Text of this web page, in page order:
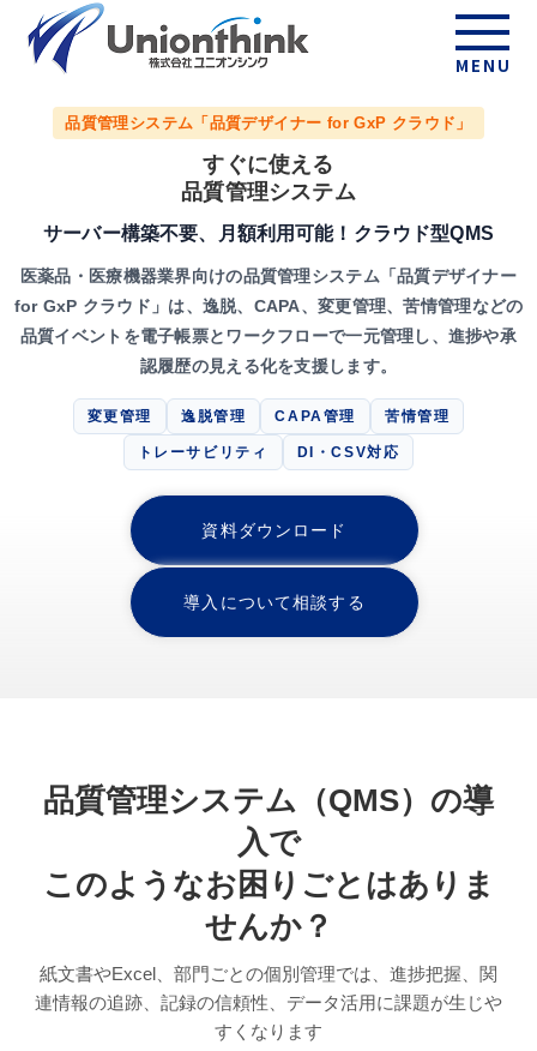
MENU
品質管理システム「品質デザイナー for GxP クラウド」
すぐに使える
品質管理システム
サーバー構築不要、月額利用可能！クラウド型QMS
医薬品・医療機器業界向けの品質管理システム「品質デザイナー
for GxP クラウド」は、逸脱、CAPA、変更管理、苦情管理などの
品質イベントを電子帳票とワークフローで一元管理し、進捗や承
認履歴の見える化を支援します。
変更管理 逸脱管理 CAPA管理 苦情管理
トレーサビリティ DI・CSV対応
資料ダウンロード
導入について相談する
品質管理システム（QMS）の導
入で
このようなお困りごとはありま
せんか？
紙文書やExcel、部門ごとの個別管理では、進捗把握、関
連情報の追跡、記録の信頼性、データ活用に課題が生じや
すくなります